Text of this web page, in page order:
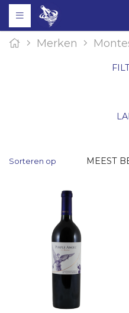
Merken
Sorteren op MEEST